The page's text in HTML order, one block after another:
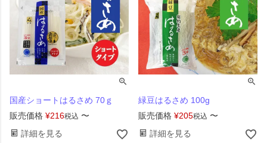
国産ショートはるさめ 70ｇ
販売価格 ¥216税込 〜
詳細を見る
緑豆はるさめ 100g
販売価格 ¥205税込 〜
詳細を見る